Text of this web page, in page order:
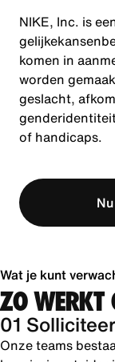
NIKE, Inc. is
komen in
worden
geslacht,
of handicaps.
Wat je kunt
ZO WERKT
01 Solliciteer
Onze teams